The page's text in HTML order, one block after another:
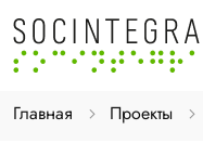
Главная Проекты